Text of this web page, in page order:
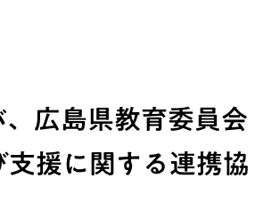
、広島県教育委員会
援に関する連携協